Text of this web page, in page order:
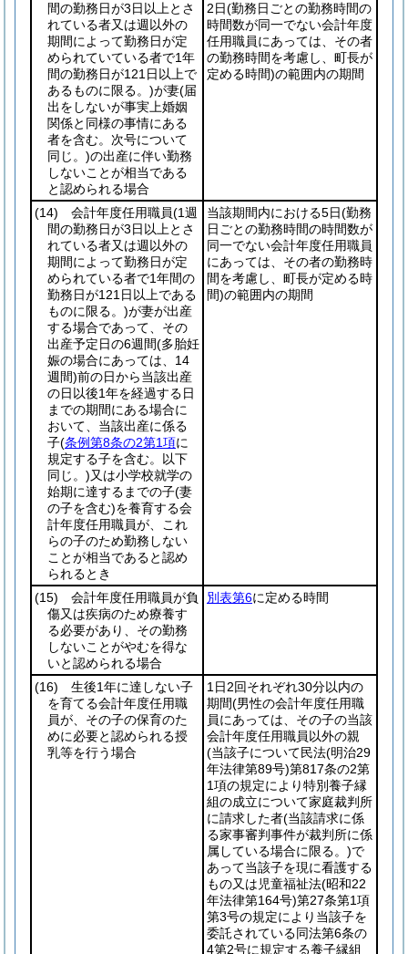
間の勤務日が3日以上とさ
れている者又は週以外の
期間によって勤務日が定
められていている者で1年
間の勤務日が121日以上で
あるものに限る。)が妻(届
出をしないが事実上婚姻
関係と同様の事情にある
者を含む。次号について
同じ。)の出産に伴い勤務
しないことが相当である
と認められる場合
2日(勤務日ごとの勤務時間の
時間数が同一でない会計年度
任用職員にあっては、その者
の勤務時間を考慮し、町長が
定める時間)の範囲内の期間
(14) 会計年度任用職員(1週
間の勤務日が3日以上とさ
れている者又は週以外の
期間によって勤務日が定
められている者で1年間の
勤務日が121日以上である
ものに限る。)が妻が出産
する場合であって、その
出産予定日の6週間(多胎妊
娠の場合にあっては、14
週間)前の日から当該出産
の日以後1年を経過する日
までの期間にある場合に
おいて、当該出産に係る
子(条例第8条の2第1項に
規定する子を含む。以下
同じ。)又は小学校就学の
始期に達するまでの子(妻
の子を含む)を養育する会
計年度任用職員が、これ
らの子のため勤務しない
ことが相当であると認め
られるとき
当該期間内における5日(勤務
日ごとの勤務時間の時間数が
同一でない会計年度任用職員
にあっては、その者の勤務時
間を考慮し、町長が定める時
間)の範囲内の期間
(15) 会計年度任用職員が負
傷又は疾病のため療養す
る必要があり、その勤務
しないことがやむを得な
いと認められる場合
別表第6に定める時間
(16) 生後1年に達しない子
を育てる会計年度任用職
員が、その子の保育のた
めに必要と認められる授
乳等を行う場合
1日2回それぞれ30分以内の
期間(男性の会計年度任用職
員にあっては、その子の当該
会計年度任用職員以外の親
(当該子について民法(明治29
年法律第89号)第817条の2第
1項の規定により特別養子縁
組の成立について家庭裁判所
に請求した者(当該請求に係
る家事審判事件が裁判所に係
属している場合に限る。)で
あって当該子を現に看護する
もの又は児童福祉法(昭和22
年法律第164号)第27条第1項
第3号の規定により当該子を
委託されている同法第6条の
4第2号に規定する養子縁組